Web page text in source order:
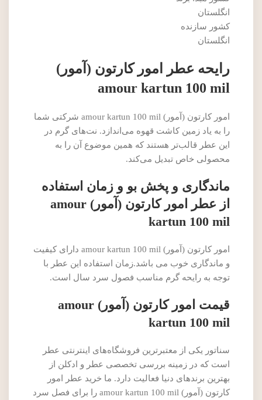
انگلستان
کشور سازنده
انگلستان
رایحه عطر امور کارتون (آمور)
amour kartun 100 mil
امور کارتون (آمور) amour kartun 100 mil شرکتی شما
را به یاد زمین کاشت قهوه می‌اندازد. نت‌های گرم در
این عطر قالب‌تر هستند که همین موضوع آن را به
محصولی خاص تبدیل می‌کند.
ماندگاری و پخش بو و زمان استفاده
از عطر امور کارتون (آمور) amour
kartun 100 mil
امور کارتون (آمور) amour kartun 100 mil دارای کیفیت
و ماندگاری خوب می باشد.زمان استفاده این عطر با
توجه به رایحه گرم مناسب فصول سرد سال است.
قیمت امور کارتون (آمور) amour
kartun 100 mil
سناتور یکی از معتبرترین فروشگاه‌های اینترنتی عطر
است که در زمینه بررسی تخصصی عطر و ادکلن از
بهترین برندهای دنیا فعالیت دارد. ما خرید عطر امور
کارتون (آمور) amour kartun 100 mil را برای فصل سرد